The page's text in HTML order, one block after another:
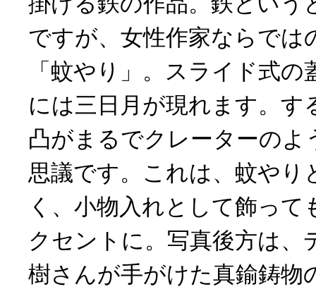
ですが、女性作家ならでは
「蚊やり」。スライド式
には三日月が現れます。す
凸がまるでクレーターのよ
思議です。これは、蚊やり
く、小物入れとして飾っ
クセントに。写真後方は、
樹さんが手がけた真鍮鋳物